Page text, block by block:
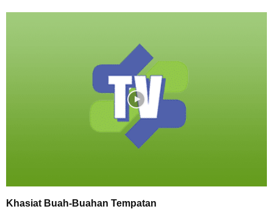
Khasiat Buah-Buahan Tempatan